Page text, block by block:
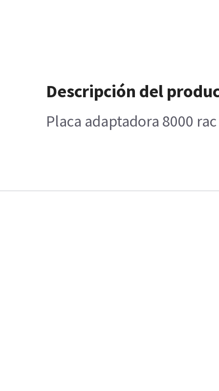
Descripción del
Placa adaptadora 8000 rac